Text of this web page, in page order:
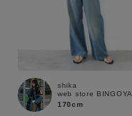
セール価格
在庫あり
shika
web store BINGOYA
170cm